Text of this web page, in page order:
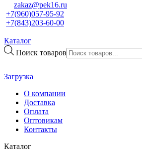
zakaz@pek16.ru
+7(960)057-95-92
+7(843)203-60-00
Каталог
Поиск товаров
Загрузка
О компании
Доставка
Оплата
Оптовикам
Контакты
Каталог